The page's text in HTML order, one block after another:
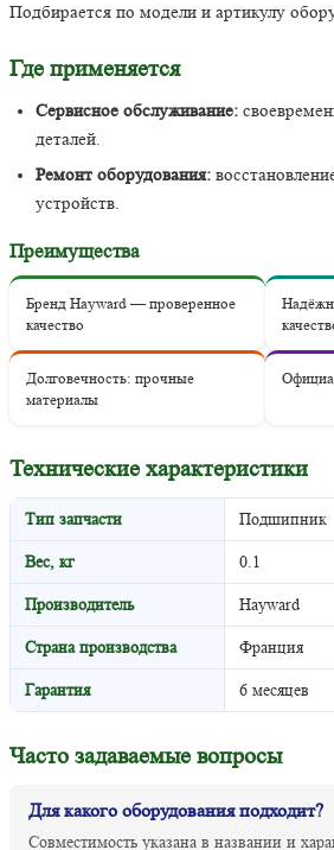
Подбирается по модели и артикулу
Где применяется
Сервисное обслуживание:
деталей.
Ремонт оборудования:
устройств.
Преимущества
Бренд Hayward — проверенное
качество
Долговечность: прочные
материалы
Технические характеристики
Тип запчасти Подшипник
Вес, кг 0.1
Производитель Hayward
Страна производства Франция
Гарантия 6 месяцев
Часто задаваемые вопросы
Для какого оборудования подходит?
Совместимость указана в названии и